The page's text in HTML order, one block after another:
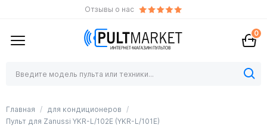
Отзывы о нас
0
Главная
для кондиционеров
Пульт для Zanussi YKR-L/102E (YKR-L/101E)